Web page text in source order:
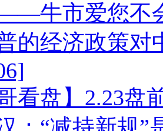
牛市爱您不
的经济政策对
哥看盘】2.23